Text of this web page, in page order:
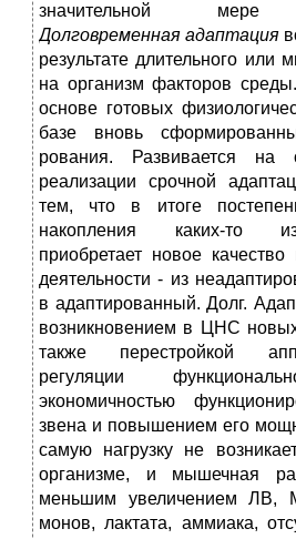
значительной мере
Долговременная адаптация
результате длительного или
на организм факторов
основе готовых
базе вновь
рования. Развивается на
реализации срочной
тем, что в итоге
накопления каких-то
приобретает новое
деятельности - из
в адаптированный. Долг.
возникновением в ЦНС
также перестройкой
регуляции
экономичностью
звена и повышением его
самую нагрузку не
организме, и мышечная
меньшим увеличени­ем ЛВ,
монов, лактата, аммиака,